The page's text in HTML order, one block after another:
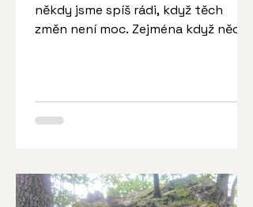
někdy jsme spíš rádi, když těch
změn není moc. Zejména když něco